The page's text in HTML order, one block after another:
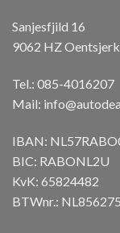
Sanjesfjild 16
9062 HZ Oentsjerk
Tel.: 085-4016207
Mail:
IBAN:
BIC: RABONL2U
KvK: 65824482
BTWnr.: